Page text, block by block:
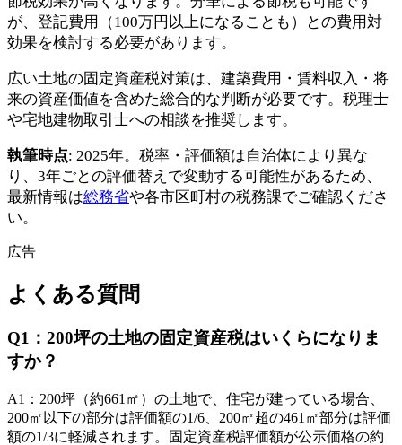
が、登記費用（100万円以上になることも）との費用対
効果を検討する必要があります。
広い土地の固定資産税対策は、建築費用・賃料収入・将
来の資産価値を含めた総合的な判断が必要です。税理士
や宅地建物取引士への相談を推奨します。
執筆時点: 2025年。税率・評価額は自治体により異な
り、3年ごとの評価替えで変動する可能性があるため、
最新情報は総務省や各市区町村の税務課でご確認くださ
い。
広告
よくある質問
Q1 ： 200坪の土地の固定資産税はいくらになりま
すか？
A1 ： 200坪（約661㎡）の土地で、住宅が建っている場合、
200㎡以下の部分は評価額の1/6、200㎡超の461㎡部分は評価
額の1/3に軽減されます。固定資産税評価額が公示価格の約